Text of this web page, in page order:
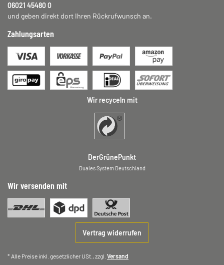
06021 45480 0
und geben direkt dort Ihren Rückrufwunsch an.
Zahlungsarten
Wir recyceln mit
DerGrünePunkt
Duales System Deutschland
Wir versenden mit
Vertrag widerrufen
* Alle Preise inkl. gesetzlicher USt., zzgl. Versand